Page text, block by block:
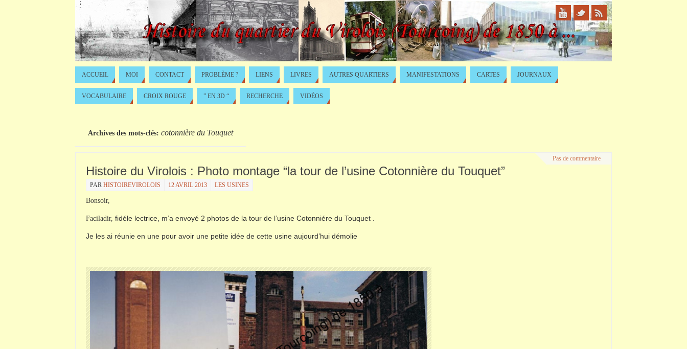
ACCUEIL MOI CONTACT PROBLÈME ? LIENS LIVRES AUTRES QUARTIERS MANIFESTATIONS CARTES JOURNAUX
VOCABULAIRE CROIX ROUGE ” EN 3D “ RECHERCHE VIDÉOS
Archives des mots-clés: cotonnière du Touquet
Pas de commentaire
Histoire du Virolois : Photo montage “la tour de l’usine Cotonnière du Touquet”
PAR HISTOIREVIROLOIS 12 AVRIL 2013 LES USINES
Bonsoir,
Faciladir, fidéle lectrice, m’a envoyé 2 photos de la tour de l’usine Cotonniére du Touquet .
Je les ai réunie en une pour avoir une petite idée de cette usine aujourd’hui démolie